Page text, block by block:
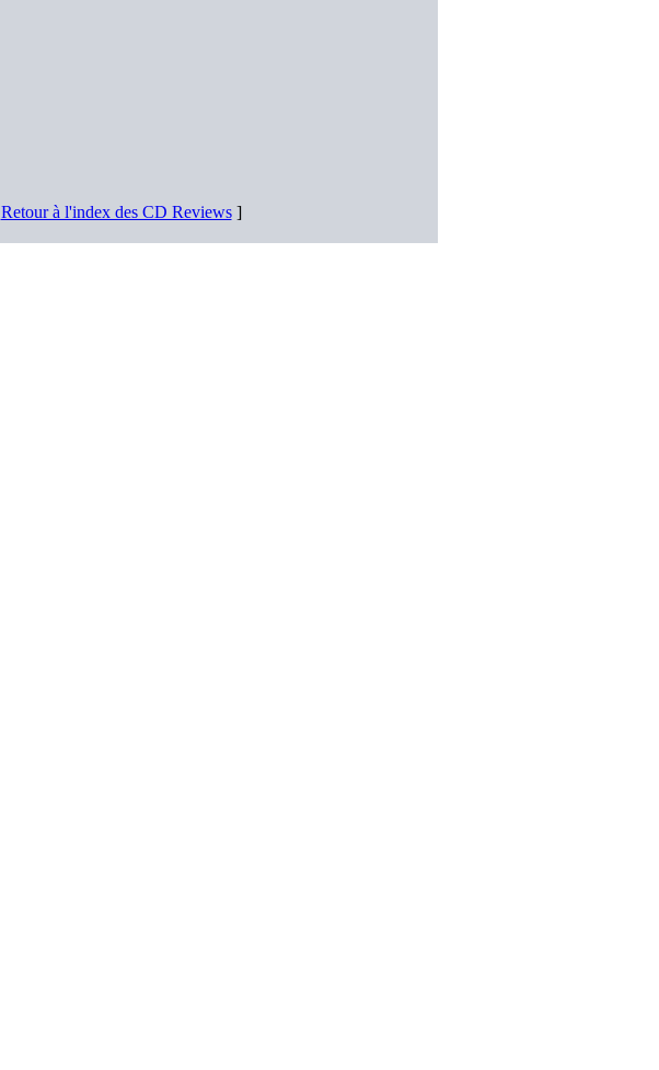
Retour à l'index des CD Reviews]